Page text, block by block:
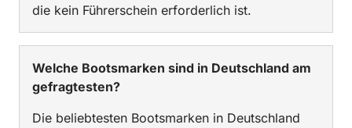
die kein Führerschein erforderlich ist.
Welche Bootsmarken sind in Deutschland am
gefragtesten?
Die beliebtesten Bootsmarken in Deutschland